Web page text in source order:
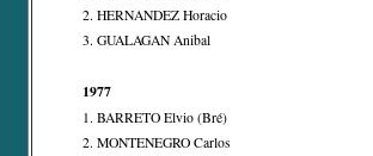
2. HERNANDEZ Horacio
3. GUALAGAN Anibal
1977
1. BARRETO Elvio (Bré)
2. MONTENEGRO Carlos